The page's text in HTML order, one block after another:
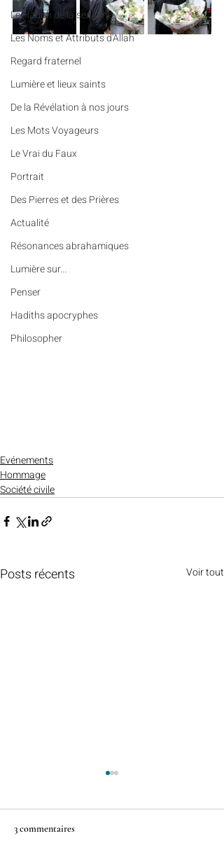
Le Hadith de la semaine
Les Noms et Attributs d'Allah
Regard fraternel
Lumière et lieux saints
De la Révélation à nos jours
Les Mots Voyageurs
Le Vrai du Faux
Portrait
Des Pierres et des Prières
Actualité
Résonances abrahamiques
Lumière sur...
Penser
Hadiths apocryphes
Philosopher
Evénements
Hommage
Société civile
Posts récents Voir tout
3 commentaires